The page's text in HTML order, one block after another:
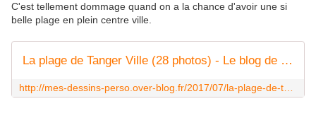
C'est tellement dommage quand on a la chance d'avoir une si
belle plage en plein centre ville.
La plage de Tanger Ville (28 photos) - Le blog de Bernard Moutin